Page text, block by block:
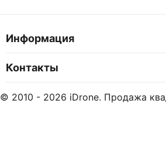
Информация
Контакты
© 2010 - 2026 iDrone. Продажа